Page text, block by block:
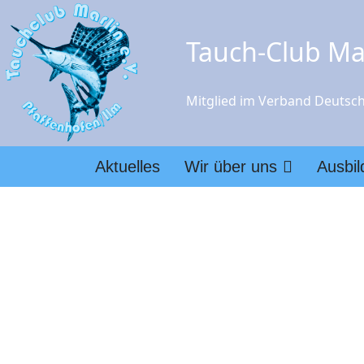
Tauch-Club
Mitglied im Verband
Aktuelles Wir über uns